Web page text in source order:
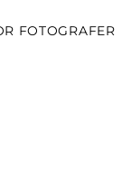
FOTOGRAFER